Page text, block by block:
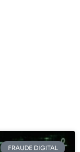
FRAUDE DIGITAL